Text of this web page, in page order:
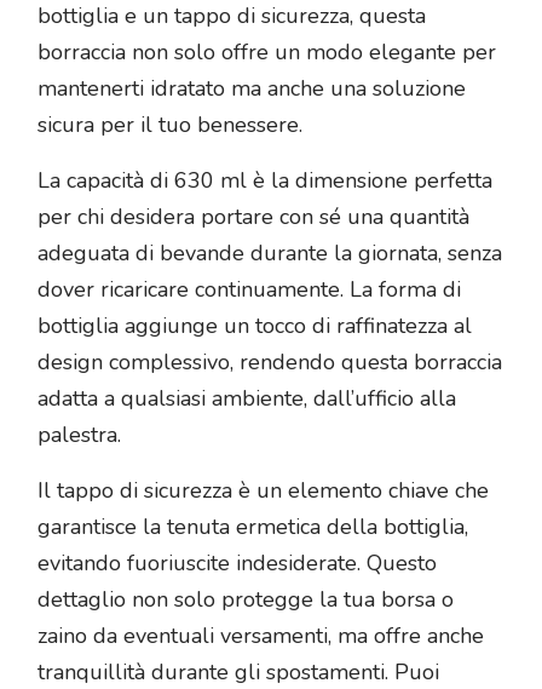
bottiglia e un tappo di sicurezza, questa
borraccia non solo offre un modo elegante per
mantenerti idratato ma anche una soluzione
sicura per il tuo benessere.
La capacità di 630 ml è la dimensione perfetta
per chi desidera portare con sé una quantità
adeguata di bevande durante la giornata, senza
dover ricaricare continuamente. La forma di
bottiglia aggiunge un tocco di raffinatezza al
design complessivo, rendendo questa borraccia
adatta a qualsiasi ambiente, dall’ufficio alla
palestra.
Il tappo di sicurezza è un elemento chiave che
garantisce la tenuta ermetica della bottiglia,
evitando fuoriuscite indesiderate. Questo
dettaglio non solo protegge la tua borsa o
zaino da eventuali versamenti, ma offre anche
tranquillità durante gli spostamenti. Puoi